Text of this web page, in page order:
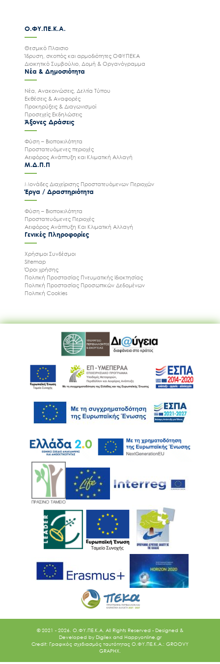
Ο.ΦΥ.ΠΕ.Κ.Α.
Θεσμικό Πλαισιο
Ίδρυση, σκοπός και αρμοδιότητες ΟΦΥΠΕΚΑ
Διοικητικό Συμβούλιο, Δομή & Οργανόγραμμα
Νέα & Δημοσιότητα
Νέα, Ανακοινώσεις, Δελτία Τύπου
Εκθέσεις & Αναφορές
Προκηρύξεις & Διαγωνισμοί
Προσεχείς Εκδηλώσεις
Άξονες Δράσεις
Φύση – Βιοποικιλότητα
Προστατευόμενες περιοχές
Αειφόρος Ανάπτυξη και Κλιματική Αλλαγή
Μ.Δ.Π.Π
Μονάδες Διαχείρισης Προστατευόμενων Περιοχών
Έργα / Δραστηριότητα
Φύση – Βιοποικιλότητα
Προστατευόμενες Περιοχές
Αειφόρος Ανάπτυξη Και Κλιματική Αλλαγή
Γενικές Πληροφορίες
Χρήσιμοι Συνδέσμοι
Sitemap
Όροι χρήσης
Πολιτική Προστασίας Πνευματικής Ιδιοκτησίας
Πολιτική Προστασίας Προσωπικών Δεδομένων
Πολιτική Cookies
© 2021 - 2026. O.ΦΥ.ΠΕ.Κ.Α. All Rights Reserved - Designed &
Developed by Digilex and Happyonline.gr
Credit: Γραφικός σχεδιασμός ταυτότητας Ο.ΦΥ.ΠΕ.Κ.Α.: GROOVY
GRAPHX.